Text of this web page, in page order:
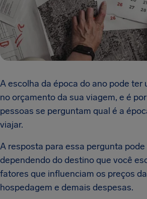
A escolha da época do ano pode ter
no orçamento da sua viagem, e é
pessoas se perguntam qual é a
viajar.
A resposta para essa pergunta
dependendo do destino que você
fatores que influenciam os preços
hospedagem e demais despesas.